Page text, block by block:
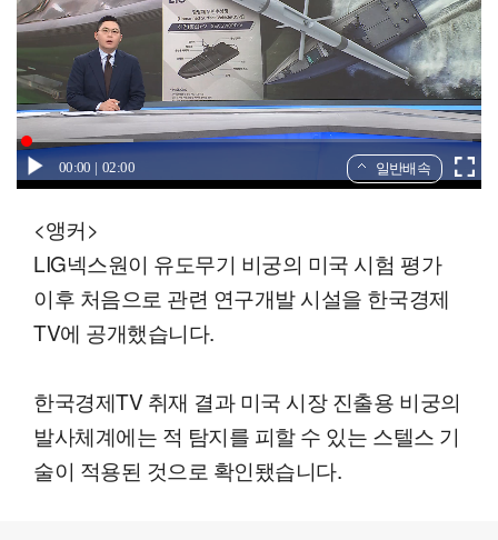
00:00 02:00 일반배속
<앵커>
LIG넥스원이 유도무기 비궁의 미국 시험 평가
이후 처음으로 관련 연구개발 시설을 한국경제
TV에 공개했습니다.
한국경제TV 취재 결과 미국 시장 진출용 비궁의
발사체계에는 적 탐지를 피할 수 있는 스텔스 기
술이 적용된 것으로 확인됐습니다.